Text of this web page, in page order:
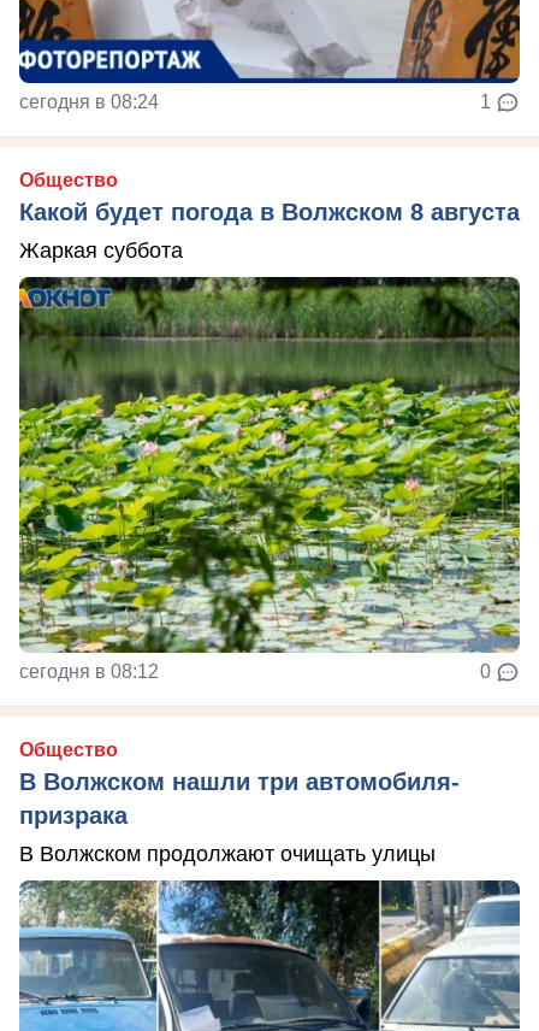
сегодня в 08:24 1
Общество
Какой будет погода в Волжском 8 августа
Жаркая суббота
сегодня в 08:12 0
Общество
В Волжском нашли три автомобиля-
призрака
В Волжском продолжают очищать улицы